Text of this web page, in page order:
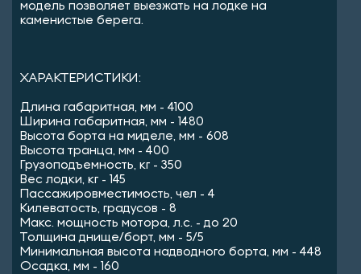
модель позволяет выезжать на лодке на
каменистые берега.
ХАРАКТЕРИСТИКИ:
Длина габаритная, мм - 4100
Ширина габаритная, мм - 1480
Высота борта на миделе, мм - 608
Высота транца, мм - 400
Грузоподъемность, кг - 350
Вес лодки, кг - 145
Пассажировместимость, чел - 4
Килеватость, градусов - 8
Макс. мощность мотора, л.с. - до 20
Толщина днище/борт, мм - 5/5
Минимальная высота надводного борта, мм - 448
Осадка, мм - 160